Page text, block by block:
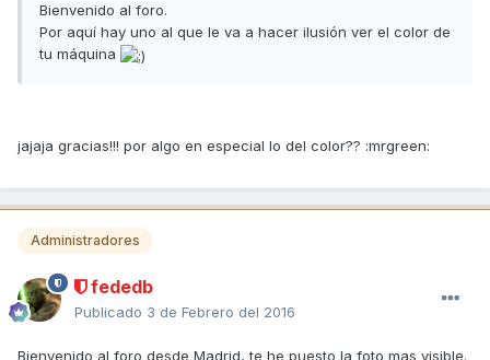
Bienvenido al foro.
Por aquí hay uno al que le va a hacer ilusión ver el color de
tu máquina
jajaja gracias!!! por algo en especial lo del color?? :mrgreen:
Administradores
fededb
Publicado 3 de Febrero del 2016
Bienvenido al foro desde Madrid, te he puesto la foto mas visible.